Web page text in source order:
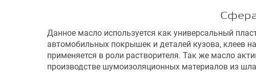
Данное масло используется как универсальный
автомобильных покрышек и деталей кузова, клеев
применяется в роли растворителя. Так же масло
производстве шумоизоляционных материалов из